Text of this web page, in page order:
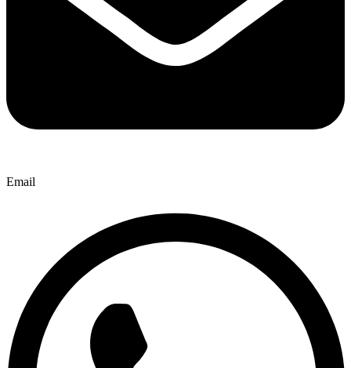
Email